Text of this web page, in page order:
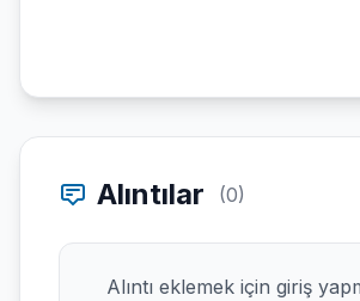
Alıntılar (0)
Alıntı eklemek için giriş